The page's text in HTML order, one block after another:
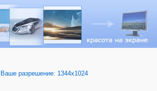
Ваше разрешение: 1344x1024